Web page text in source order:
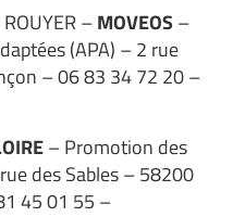
–MOVEOS –
(APA) – 2 rue
– 06 83 34 72 20 –
– Promotion des
des Sables – 58200
45 01 55 –